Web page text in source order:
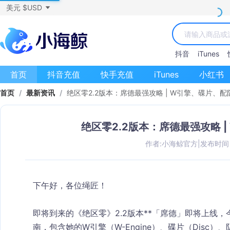
美元 $USD
抖音 iTunes
首页 抖音充值 快手充值 iTunes 小红书
首页 / 最新资讯 / 绝区零2.2版本：席德最强攻略 | W引擎、碟片、配
绝区零2.2版本：席德最强攻略
作者:小海鲸官方 发布时
下午好，各位绳匠！
即将到来的《绝区零》2.2版本**「席德」 即将上线，
南，包含她的W引擎（W-Engine） 、碟片（Disc）、